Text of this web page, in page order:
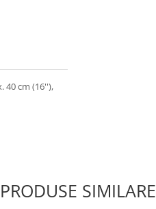
40 cm (16''),
PRODUSE SIMILARE